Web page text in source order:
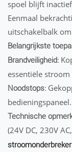
spoel blijft
Eenmaal
uitschakelbalk
Belangrijkste
Brandveiligheid:
essentiële
Noodstops:
bedieningspaneel.
Technische
(24V DC, 230V